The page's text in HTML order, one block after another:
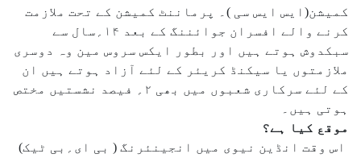
کمیشن(ایس ایس سی )۔ پرماننٹ کمیشن کے تحت ملازمت
کرنے والے افسران جوائننگ کے بعد ۱۴؍سال سے
سبکدوش ہوتے ہیں اور بطور ایکس سروس مین وہ دوسری
ملازمتوں یا سیکنڈ کریئر کے لئے آزاد ہوتے ہیں ان
کے لئے سرکاری شعبوں میں بھی ۲؍ فیصد نشستیں مختص
ہوتی ہیں۔
موقع کیا ہے؟
اس وقت انڈین نیوی میں انجینئرنگ ( بی ای؍بی ٹیک)